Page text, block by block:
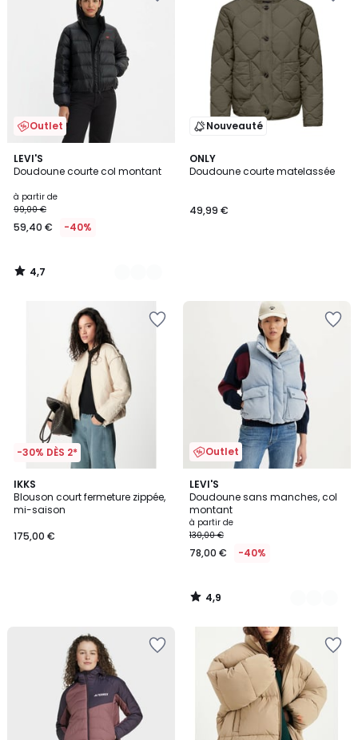
Outlet
LEVI'S
Doudoune courte col montant
à partir de
99,00 €
59,40 € -40%
4,7
/ 5
2
Couleurs
4,7
/
Nouveauté
ONLY
Doudoune courte matelassée
49,99 €
-30% DÈS 2*
IKKS
Blouson court fermeture zippée,
mi-saison
175,00 €
Outlet
LEVI'S
Doudoune sans manches, col
montant
à partir de
130,00 €
78,00 € -40%
4,9
/ 5
3
Couleurs
4,9
/